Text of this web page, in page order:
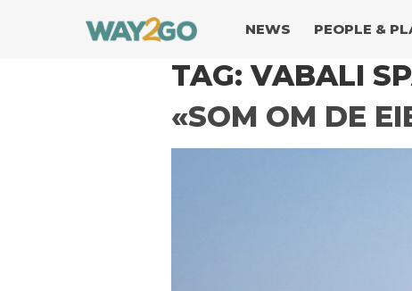
NEWS PEOPLE &
TAG:VABALI
«SOM OM DE